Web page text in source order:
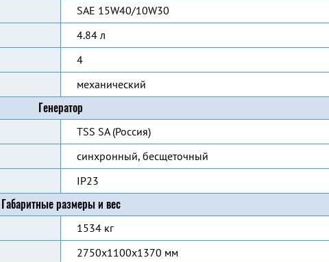
SAE 15W40/10W30
4.84 л
4
механический
Генератор
TSS SA (Россия)
синхронный, бесщеточный
IP23
Габаритные размеры и вес
1534 кг
2750x1100x1370 мм